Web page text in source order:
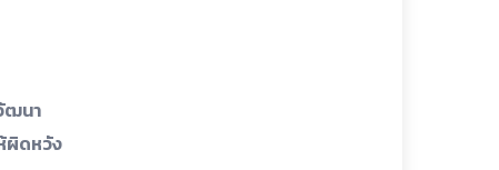
ฒนา
ผิดหวัง